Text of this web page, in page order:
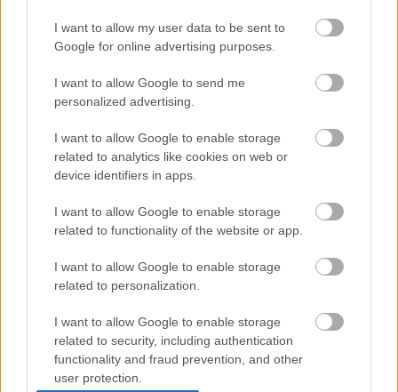
I want to allow my user data to be sent to
Google for online advertising purposes.
I want to allow Google to send me
personalized advertising.
I want to allow Google to enable storage
related to analytics like cookies on web or
device identifiers in apps.
I want to allow Google to enable storage
related to functionality of the website or app.
I want to allow Google to enable storage
related to personalization.
I want to allow Google to enable storage
related to security, including authentication
functionality and fraud prevention, and other
user protection.
Το Διοικητικό Συμβούλιο, στη συνεδρίαση της
25ης Ιουνίου 2026, ενέκρινε τροποποίηση στον
Σ.Ε.Π..
σχετικές με την οργάνωση και τη διεξαγωγή του
Πανελλήνιου Προσκοπικού Φόρουμ Νέων (Μέρος
δράσεων και των διαχρονικών αξιών τους, για
περισσότερα από 115 χρόνια εφαρμόζουν
έμπρακτα τους 17 Στόχους Βιώσιμης Ανάπτυξης
του Ο.Η.Ε., συμβάλλοντας στη δημιουργία ενός
καλύτερου κόσμου. Περισσότερα στο
www.scouts4sdgs.gr.